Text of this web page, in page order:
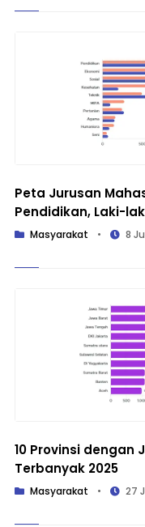
Peta Jurusan
Pendidikan, Laki-
Masyarakat • 8
10 Provinsi dengan
Terbanyak 2025
Masyarakat • 27